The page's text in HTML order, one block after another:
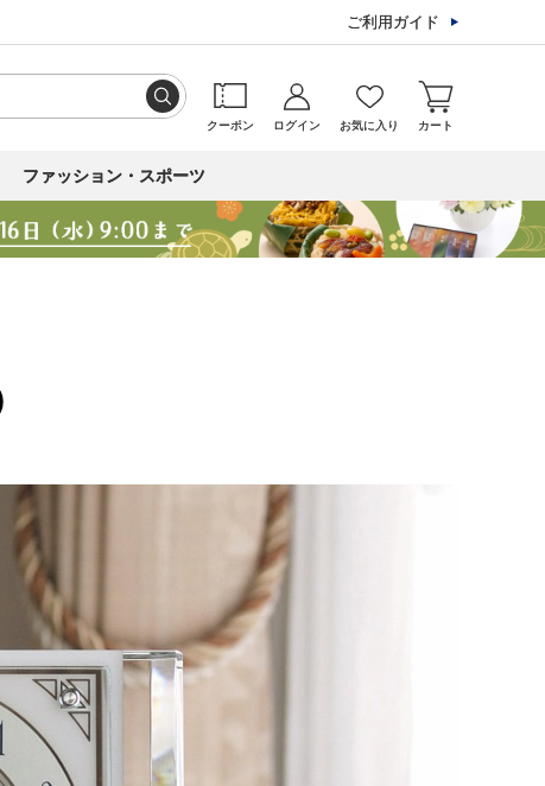
ご利用ガイド
クーポン ログイン お気に入り カート
ファッション・スポーツ